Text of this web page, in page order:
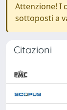
Attenzione! I
sottoposti a
Citazioni